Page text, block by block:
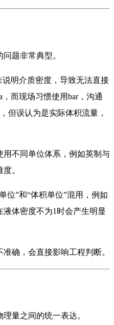
题非常典型。
说明介质密度，导致无法直接
而现场习惯使用bar，沟通
但误认为是实际体积流量，
不同单位体系，例如英制与
。
位”和“体积单位”混用，例如
体密度不为1时会产生明显
确，会直接影响工程判断。
量之间的统一表达。